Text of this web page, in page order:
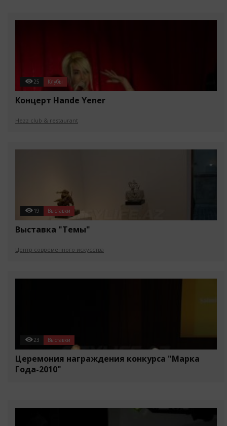
25 Клубы
Концерт Hande Yener
Hezz club & restaurant
19 Выставки
Выставка "Темы"
Центр современного искусства
23 Выставки
Церемония награждения конкурса "Марка
Года-2010"